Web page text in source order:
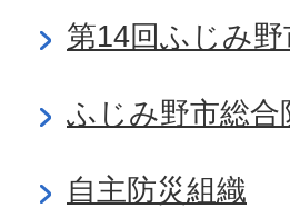
第14回ふじみ
ふじみ野市総合
自主防災組織